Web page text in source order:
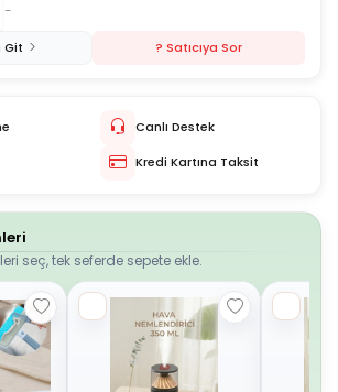
-
Git ? Satıcıya Sor
Canlı Destek
Kredi Kartına Taksit
seç, tek seferde sepete ekle.